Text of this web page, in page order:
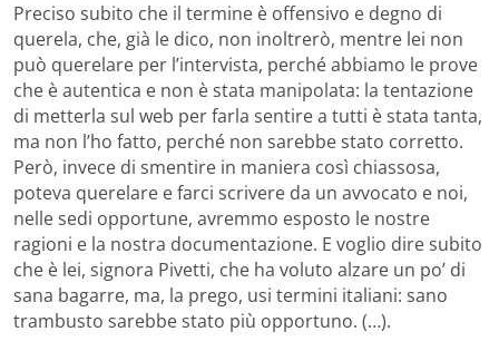
Preciso subito che il termine è offensivo e degno di
querela, che, già le dico, non inoltrerò, mentre lei non
può querelare per l’intervista, perché abbiamo le prove
che è autentica e non è stata manipolata: la tentazione
di metterla sul web per farla sentire a tutti è stata tanta,
ma non l’ho fatto, perché non sarebbe stato corretto.
Però, invece di smentire in maniera così chiassosa,
poteva querelare e farci scrivere da un avvocato e noi,
nelle sedi opportune, avremmo esposto le nostre
ragioni e la nostra documentazione. E voglio dire subito
che è lei, signora Pivetti, che ha voluto alzare un po’ di
sana bagarre, ma, la prego, usi termini italiani: sano
trambusto sarebbe stato più opportuno. (…).